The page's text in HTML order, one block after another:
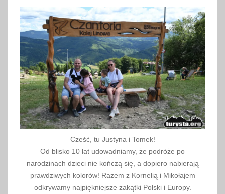
Cześć, tu Justyna i Tomek!
Od blisko 10 lat udowadniamy, że podróże po
narodzinach dzieci nie kończą się, a dopiero nabierają
prawdziwych kolorów! Razem z Kornelią i Mikołajem
odkrywamy najpiękniejsze zakątki Polski i Europy.